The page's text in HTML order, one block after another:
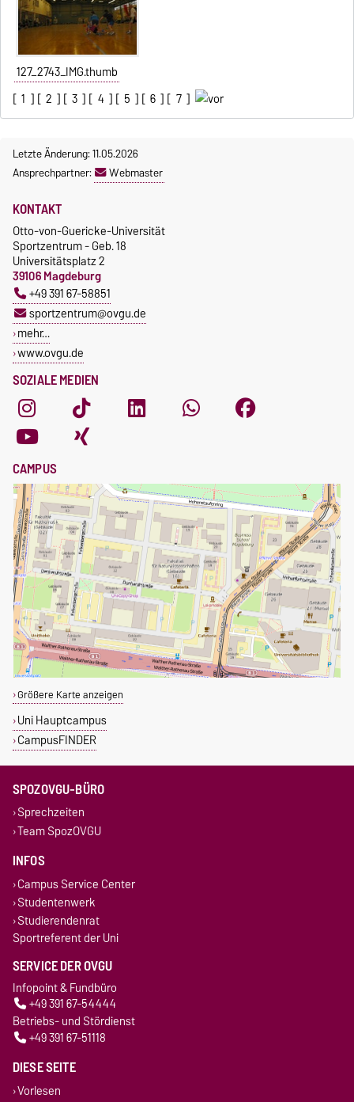
127_2743_IMG.thumb
[ 1 ] [ 2 ] [ 3 ] [ 4 ] [ 5 ] [ 6 ] [ 7 ]
Letzte Änderung: 11.05.2026
Ansprechpartner:
Webmaster
SOZIALE MEDIEN
KONTAKT
Otto-von-Guericke-Universität
Sportzentrum - Geb. 18
Universitätsplatz 2
39106 Magdeburg
+49 391 67-58851
sportzentrum@ovgu.de
mehr…
www.ovgu.de
CAMPUS
Größere Karte anzeigen
Uni Hauptcampus
CampusFINDER
SPOZOVGU-BÜRO
Sprechzeiten
Team SpozOVGU
INFOS
Campus Service Center
Studentenwerk
Studierendenrat
Sportreferent der Uni
SERVICE DER OVGU
Infopoint & Fundbüro
+49 391 67-54444
Betriebs- und Stördienst
+49 391 67-51118
DIESE SEITE
Vorlesen